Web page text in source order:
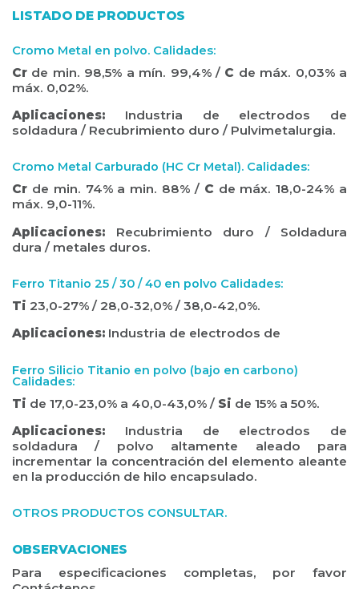
LISTADO DE PRODUCTOS
Cromo Metal en polvo. Calidades:
Cr de min. 98,5% a mín. 99,4% / C de máx. 0,03% a
máx. 0,02%.
Aplicaciones: Industria de electrodos de
soldadura / Recubrimiento duro / Pulvimetalurgia.
Cromo Metal Carburado (HC Cr Metal). Calidades:
Cr de min. 74% a min. 88% / C de máx. 18,0-24% a
máx. 9,0-11%.
Aplicaciones: Recubrimiento duro / Soldadura
dura / metales duros.
Ferro Titanio 25 / 30 / 40 en polvo Calidades:
Ti 23,0-27% / 28,0-32,0% / 38,0-42,0%.
Aplicaciones: Industria de electrodos de
Ferro Silicio Titanio en polvo (bajo en carbono)
Calidades:
Ti de 17,0-23,0% a 40,0-43,0% / Si de 15% a 50%.
Aplicaciones: Industria de electrodos de
soldadura / polvo altamente aleado para
incrementar la concentración del elemento aleante
en la producción de hilo encapsulado.
OTROS PRODUCTOS CONSULTAR.
OBSERVACIONES
Para especificaciones completas, por favor